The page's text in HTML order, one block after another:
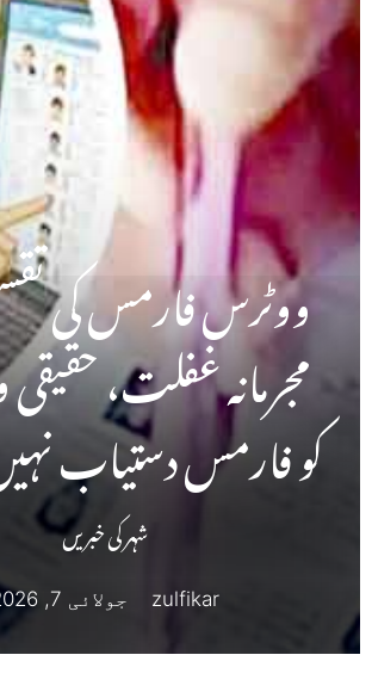
ووٹرس فارمس کی
مجرمانہ غفلت،
کو فارمس دستیاب
شہر کی خبریں
zulfikar جولائی 7, 2026